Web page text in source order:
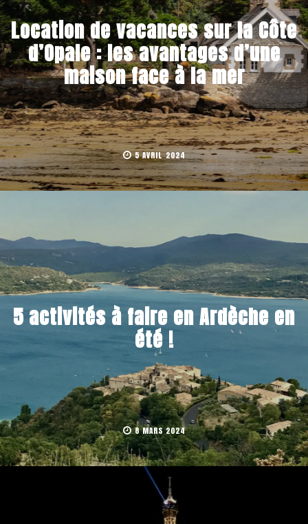
Location de vacances sur la Côte
d’Opale : les avantages d’une
maison face à la mer
5 AVRIL 2024
5 activités à faire en Ardèche en
été !
8 MARS 2024